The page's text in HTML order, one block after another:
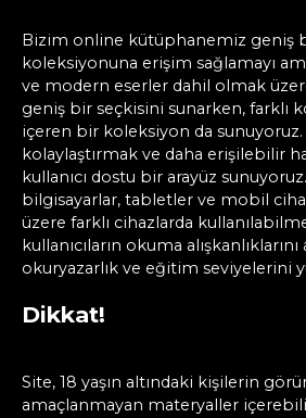
Bizim online kütüphanemiz geniş
koleksiyonuna erişim sağlamayı
ve modern eserler dahil olmak
geniş bir seçkisini sunarken, farklı
içeren bir koleksiyon da
kolaylaştırmak ve daha erişilebilir
kullanıcı dostu bir arayüz
bilgisayarlar, tabletler ve mobil
üzere farklı cihazlarda
kullanıcıların okuma alışkanlıklarını
okuryazarlık ve eğitim seviyelerini
Dikkat!
Site, 18 yaşın altındaki kişilerin
amaçlanmayan materyaller